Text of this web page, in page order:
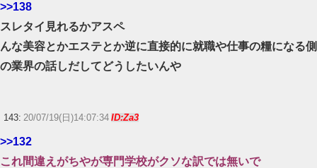
>>138
スレタイ見れるかアスペ
んな美容とかエステとか逆に直接的に就職や仕事の糧になる側
の業界の話しだしてどうしたいんや
143: 20/07/19(日)14:07:34 ID:Za3
>>132
これ間違えがちやが専門学校がクソな訳では無いで